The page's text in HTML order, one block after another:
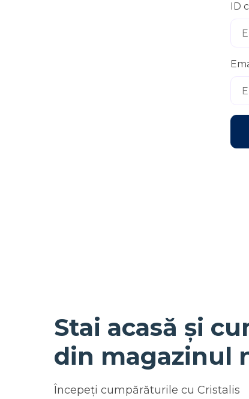
ID
Stai acasă și
din magazinul
Începeţi cumpărăturile cu Cristalis